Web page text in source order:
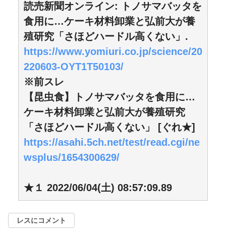
読売新聞オンライン: トノサマバッタを
食用に…ケーキ材料卸業と弘前大が養
殖研究「さほどハードル高くない」.
https://www.yomiuri.co.jp/science/20
220603-OYT1T50103/
※前スレ
【昆虫食】トノサマバッタを食用に…
ケーキ材料卸業と弘前大が養殖研究
「さほどハードル高くない」 [ぐれ★]
https://asahi.5ch.net/test/read.cgi/ne
wsplus/1654300629/
★１ 2022/06/04(土) 08:57:09.89
レスにコメント